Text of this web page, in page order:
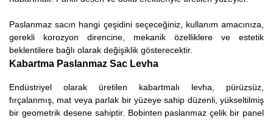
Paslanmaz sacın hangi çeşidini seçeceğiniz, kullanım amacınıza,
gerekli korozyon direncine, mekanik özelliklere ve estetik
beklentilere bağlı olarak değişiklik gösterecektir.
Kabartma Paslanmaz Sac Levha
Endüstriyel olarak üretilen kabartmalı levha, pürüzsüz,
fırçalanmış, mat veya parlak bir yüzeye sahip düzenli, yükseltilmiş
bir geometrik desene sahiptir. Bobinten paslanmaz çelik bir panel